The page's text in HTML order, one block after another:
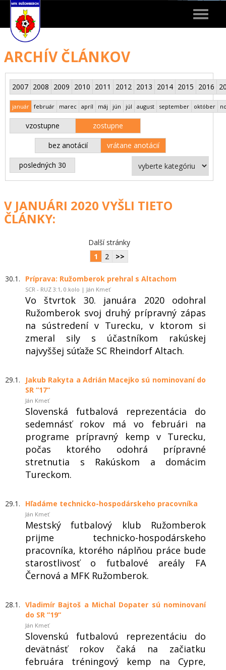
Toggle
ARCHÍV ČLÁNKOV
2007 2008 2009 2010 2011 2012 2013 2014 2015 2016
január február marec apríl máj jún júl august september október
vzostupne zostupne
bez anotácií vrátane anotácií
posledných 30
V JANUÁRI 2020 VYŠLI TIETO
ČLÁNKY:
Další stránky
1
2 >>
30.1. Príprava: Ružomberok prehral s Altachom
SCR - RUZ 3:1, 0.kolo | Ján Kmeť
Vo štvrtok 30. januára 2020 odohral
Ružomberok svoj druhý prípravný zápas
na sústredení v Turecku, v ktorom si
zmeral sily s účastníkom rakúskej
najvyššej súťaže SC Rheindorf Altach.
29.1.
Jakub Rakyta a Adrián Macejko sú nominovaní do
SR “17“
Ján Kmeť
Slovenská futbalová reprezentácia do
sedemnásť rokov má vo februári na
programe prípravný kemp v Turecku,
počas ktorého odohrá prípravné
stretnutia s Rakúskom a domácim
Tureckom.
29.1. Hľadáme technicko-hospodárskeho pracovníka
Ján Kmeť
Mestský futbalový klub Ružomberok
prijme technicko-hospodárskeho
pracovníka, ktorého náplňou práce bude
starostlivosť o futbalové areály FA
Černová a MFK Ružomberok.
28.1. Vladimír Bajtoš a Michal Dopater sú nominovaní
do SR “19“
Ján Kmeť
Slovenskú futbalovú reprezentáciu do
devätnásť rokov čaká na začiatku
februára tréningový kemp na Cypre,